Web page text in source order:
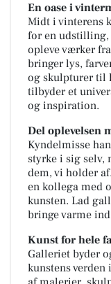
En oase i
Midt i vinterens
for en udstilling,
opleve værker
bringer lys,
og skulpturer til
tilbyder et
og inspiration.
Del oplevelsen
Kyndelmisse
styrke i sig selv,
dem, vi holder
en kollega med
kunsten. Lad
bringe varme
Kunst for hele
Galleriet byder
kunstens